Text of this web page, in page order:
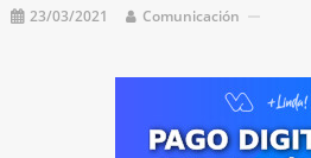
23/03/2021 Comunicación